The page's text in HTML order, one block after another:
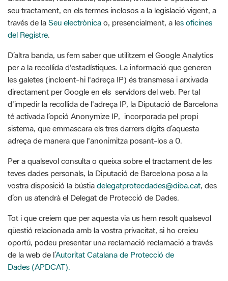
D’altra banda, us fem saber que utilitzem el Google Analytics
per a la recollida d'estadístiques. La informació que generen
directament per Google en els servidors del web. Per tal
d'impedir la recollida de l'adreça IP, la Diputació de Barcelona
té activada l’opció Anonymize IP, incorporada pel propi
sistema, que emmascara els tres darrers dígits d’aquesta
adreça de manera que l'anonimitza posant-los a 0.
Per a qualsevol consulta o queixa sobre el tractament de les
teves dades personals, la Diputació de Barcelona posa a la
d’on us atendrà el Delegat de Protecció de Dades.
Tot i que creiem que per aquesta via us hem resolt qualsevol
qüestió relacionada amb la vostra privacitat, si ho creieu
de la web de l’Autoritat Catalana de Protecció de
Dades (APDCAT).